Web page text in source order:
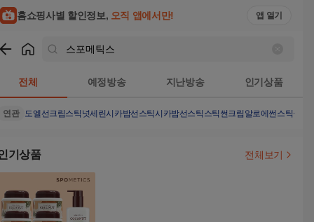
홈쇼핑사별 할인정보, 오직 앱에서만! 앱 열기
전체 예정방송 지난방송 인기상품
연관 도엘 선크림스틱 넛세린시카밤선스틱 시카밤선스틱 스틱썬크림 알로에썬스틱썬크
기상품 전체보기